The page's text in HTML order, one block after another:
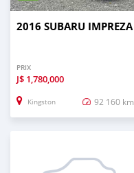
2016 SUBARU IMPREZA
PRIX
J$ 1,780,000
Kingston 92 160 km